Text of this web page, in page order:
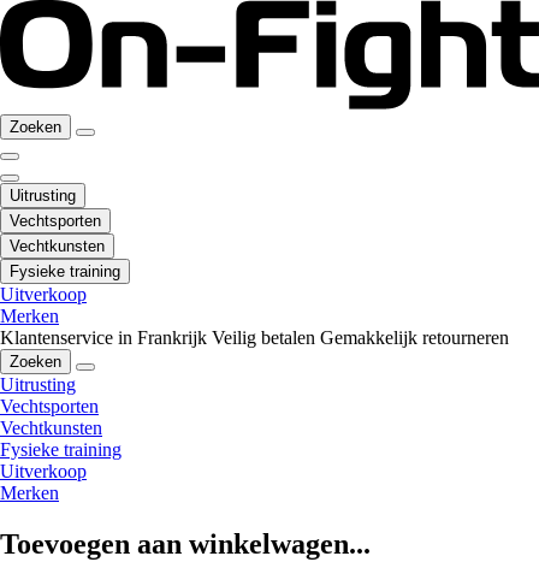
Zoeken
Uitrusting
Vechtsporten
Vechtkunsten
Fysieke training
Uitverkoop
Merken
Klantenservice in Frankrijk Veilig betalen Gemakkelijk retourneren
Zoeken
Uitrusting
Vechtsporten
Vechtkunsten
Fysieke training
Uitverkoop
Merken
Toevoegen aan winkelwagen...